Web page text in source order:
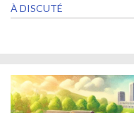
À DISCUTÉ